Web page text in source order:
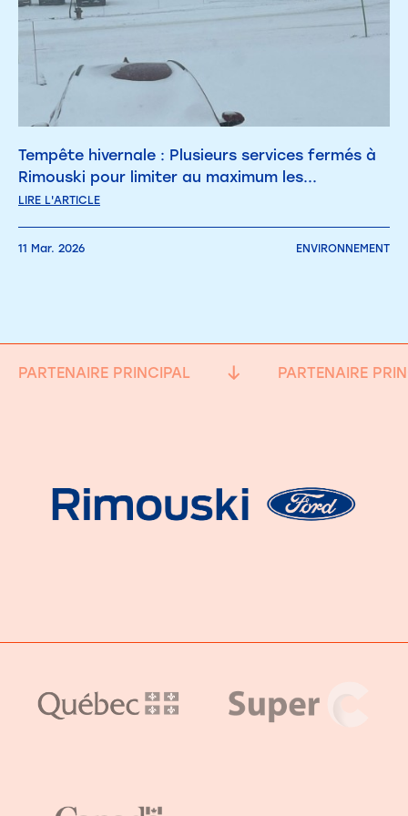
Tempête hivernale : Plusieurs services fermés à
Rimouski pour limiter au maximum les...
LIRE L'ARTICLE
11 Mar. 2026 ENVIRONNEMENT
PARTENAIRE PRINCIPAL PARTENAIRE